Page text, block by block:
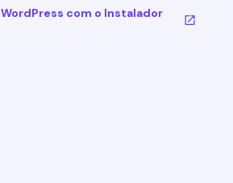
com o Instalador